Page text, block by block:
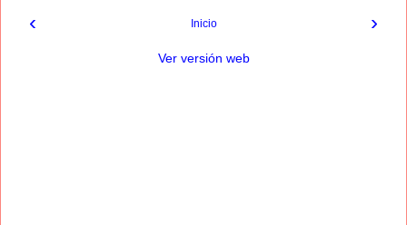
‹ ›
Inicio
Ver versión web